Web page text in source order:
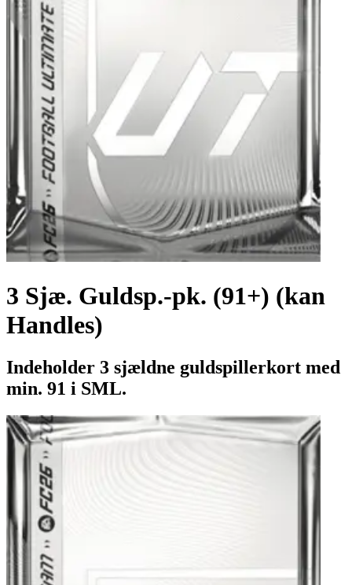
3 Sjæ. Guldsp.-pk. (91+) (kan
Handles)
Indeholder 3 sjældne guldspillerkort med
min. 91 i SML.